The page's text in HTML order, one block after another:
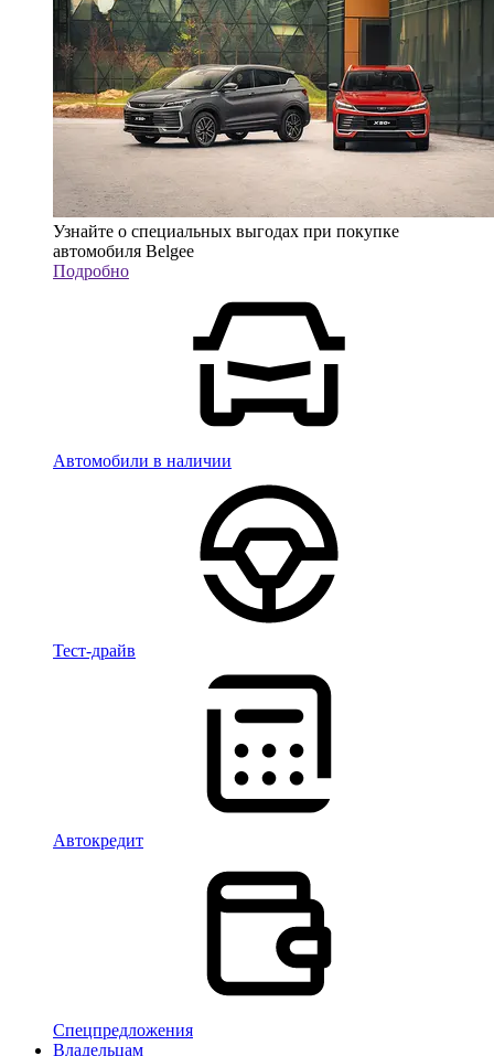
Узнайте о специальных выгодах при покупке
автомобиля Belgee
Подробно
Автомобили в наличии
Тест-драйв
Автокредит
Спецпредложения
Владельцам